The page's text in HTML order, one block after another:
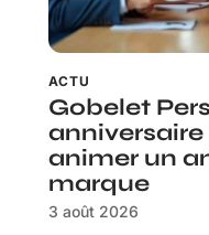
ACTU
Gobelet
anniversaire
animer un
marque
3 août 2026